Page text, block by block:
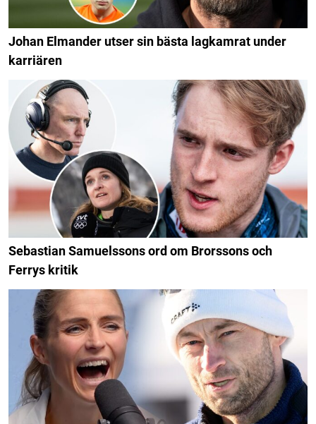
Johan Elmander utser sin bästa lagkamrat under
karriären
Sebastian Samuelssons ord om Brorssons och
Ferrys kritik